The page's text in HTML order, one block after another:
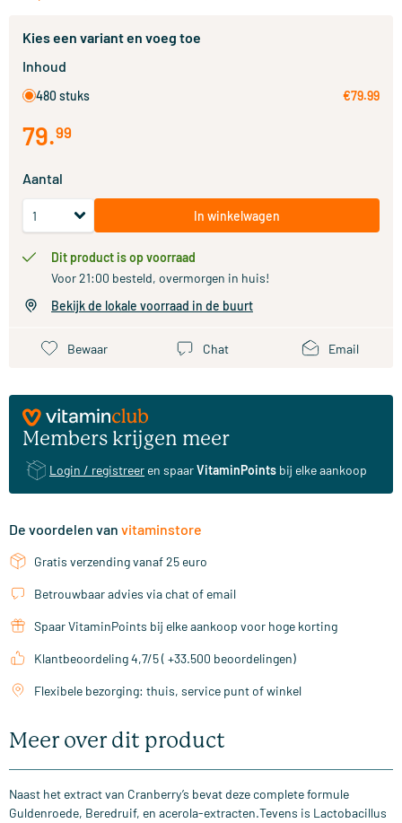
Kies een variant en voeg toe
Inhoud
480 stuks €79.99
79.99
Aantal
In winkelwagen
Dit product is op voorraad
Voor 21:00 besteld, overmorgen in huis!
Bekijk de lokale voorraad in de buurt
Bewaar Chat Email
Members krijgen meer
Login / registreer en spaarVitaminPoints bij elke aankoop
De voordelen van vitaminstore
Gratis verzending vanaf 25 euro
Betrouwbaar advies via chat of email
Spaar VitaminPoints bij elke aankoop voor hoge korting
Klantbeoordeling 4,7/5 ( +33.500 beoordelingen)
Flexibele bezorging: thuis, service punt of winkel
Meer over dit product
Naast het extract van Cranberry’s bevat deze complete formule
Guldenroede, Beredruif, en acerola-extracten.Tevens is Lactobacillus